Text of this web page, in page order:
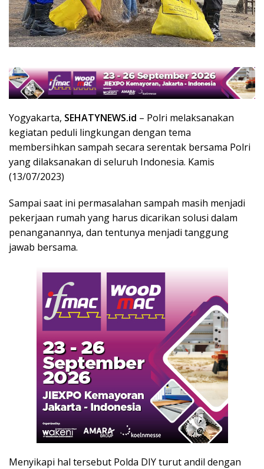
Yogyakarta, SEHATYNEWS.id – Polri melaksanakan
kegiatan peduli lingkungan dengan tema
membersihkan sampah secara serentak bersama Polri
yang dilaksanakan di seluruh Indonesia. Kamis
(13/07/2023)
Sampai saat ini permasalahan sampah masih menjadi
pekerjaan rumah yang harus dicarikan solusi dalam
penanganannya, dan tentunya menjadi tanggung
jawab bersama.
Menyikapi hal tersebut Polda DIY turut andil dengan